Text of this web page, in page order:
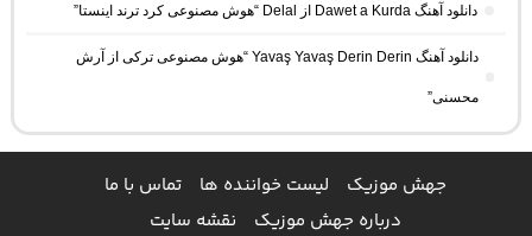
دانلود آهنگ Dawet a Kurda از Delal “هوش مصنوعی کرد ترند اینستا”
دانلود آهنگ Yavaş Yavaş Derin Derin “هوش مصنوعی ترکی از آرش
محسنی”
جهش موزیک لیست خواننده ها
تماس با ما
درباره جهش موزیک
نقشه سایت